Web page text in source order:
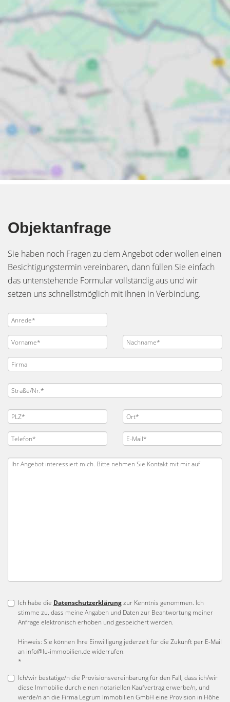
Objektanfrage
Sie haben noch Fragen zu dem Angebot oder wollen einen
Besichtigungstermin vereinbaren, dann füllen Sie einfach
das untenstehende Formular vollständig aus und wir
setzen uns schnellstmöglich mit Ihnen in Verbindung.
Ich habe die Datenschutzerklärungzur Kenntnis genommen. Ich
stimme zu, dass meine Angaben und Daten zur Beantwortung meiner
Anfrage elektronisch erhoben und gespeichert werden.
Hinweis: Sie können Ihre Einwilligung jederzeit für die Zukunft per E-Mail
an info@lu-immobilien.de widerrufen.
*
Ich/wir bestätige/n die Provisionsvereinbarung für den Fall, dass ich/wir
diese Immobilie durch einen notariellen Kaufvertrag erwerbe/n, und
werde/n an die Firma Legrum Immobilien GmbH eine Provision in Höhe